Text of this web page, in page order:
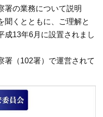
署の業務について説明
聞くとともに、ご理解と
成13年6月に設置されまし
署（102署）で運営されて